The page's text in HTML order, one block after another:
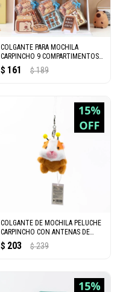
COLGANTE PARA MOCHILA
CARPINCHO 9 COMPARTIMENTOS
(SERIE COMIDA)
$ 161 $ 189
COLGANTE DE MOCHILA PELUCHE
CARPINCHO CON ANTENAS DE
ABEJA
$ 203 $ 239